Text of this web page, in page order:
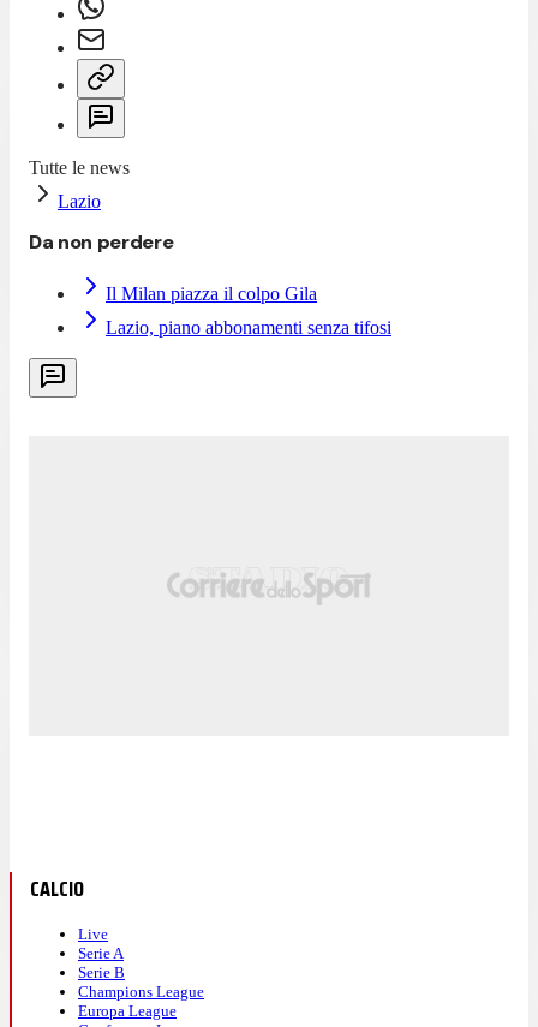
Tutte le news
Lazio
Da non perdere
Il Milan piazza il colpo Gila
Lazio, piano abbonamenti senza tifosi
CALCIO
Live
Serie A
Serie B
Champions League
Europa League